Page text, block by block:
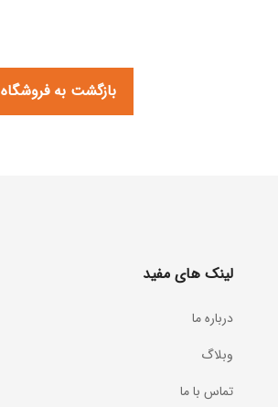
بازگشت به فروشگاه
لینک های مفید
درباره ما
وبلاگ
تماس با ما